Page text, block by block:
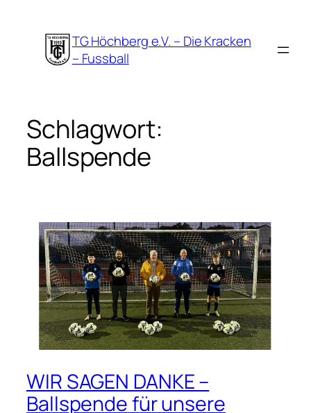
springen
TG Höchberg e.V. – Die Kracken
– Fussball
Schlagwort:
Ballspende
WIR SAGEN DANKE –
Ballspende für unsere